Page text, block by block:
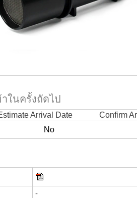
ในครั้งถัดไป
Arrival Date
Confirm
No
-